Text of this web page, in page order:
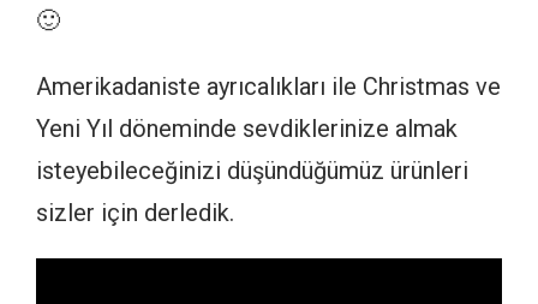
🙂
Amerikadaniste ayrıcalıkları ile Christmas ve
Yeni Yıl döneminde sevdiklerinize almak
isteyebileceğinizi düşündüğümüz ürünleri
sizler için derledik.